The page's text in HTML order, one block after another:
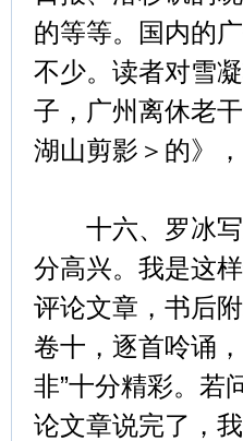
的等等。国内的
不少。读者对雪
子，广州离休老
湖山剪影＞的》
十六、罗冰写
分高兴。我是这
评论文章，书后
卷十，逐首呤诵
非”十分精彩。若
论文章说完了，